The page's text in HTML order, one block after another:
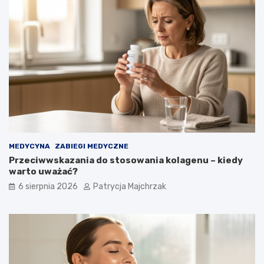
MEDYCYNA ZABIEGI MEDYCZNE
Przeciwwskazania do stosowania kolagenu – kiedy
warto uważać?
6 sierpnia 2026 Patrycja Majchrzak